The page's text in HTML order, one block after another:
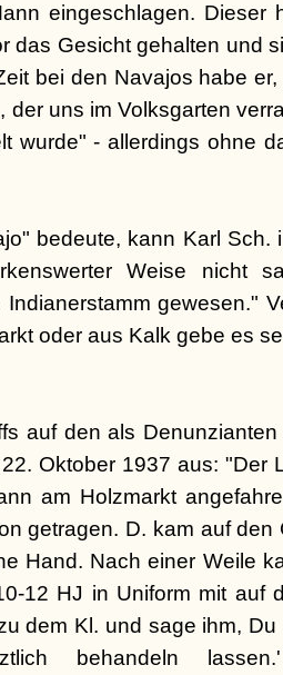
eingeschlagen. Dieser
das Gesicht gehalten und
bei den Navajos habe
der uns im Volksgarten
wurde" - allerdings ohne
bedeute, kann Karl Sch.
Weise nicht
gewesen."
oder aus Kalk gebe es
auf den als
Oktober 1937 aus: "Der
am Holzmarkt
getragen. D. kam auf den
Hand. Nach einer Weile
12 HJ in Uniform mit auf
dem Kl. und sage ihm,
behandeln